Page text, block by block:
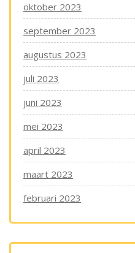
oktober 2023
september 2023
augustus 2023
juli 2023
juni 2023
mei 2023
april 2023
maart 2023
februari 2023